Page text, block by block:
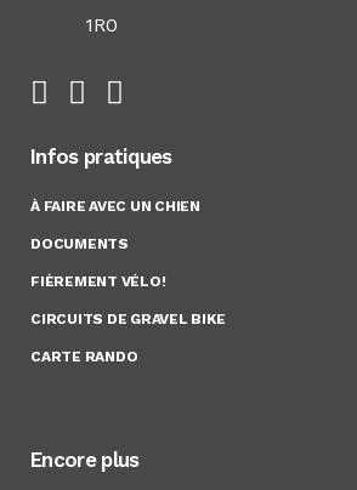
1R0
Infos pratiques
À FAIRE AVEC UN CHIEN
DOCUMENTS
FIÈREMENT VÉLO!
CIRCUITS DE GRAVEL BIKE
CARTE RANDO
Encore plus